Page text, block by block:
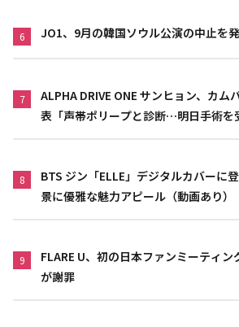
6 JO1、9月の韓国ソウル公演の中止を
7
ALPHA DRIVE ONE サンヒョン、カム
表「声帯ポリープと診断…明日手術を
8
BTS ジン「ELLE」デジタルカバーに
景に優雅な魅力アピール（動画あり）
9
FLARE U、初の日本ファンミーティ
が謝罪